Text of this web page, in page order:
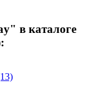
в каталоге